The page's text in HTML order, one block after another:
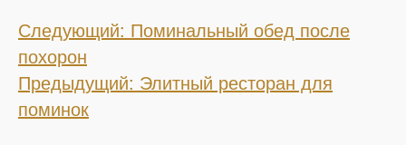
Е
щ
е
Следующий: Поминальный обед после
похорон
Предыдущий: Элитный ресторан для
поминок